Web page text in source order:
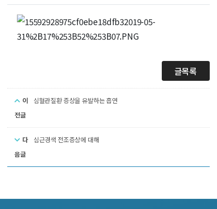
글목록
이
전글
심혈관질환 증상을 유발하는 흡연
다
음글
심근경색 전조증상에 대해